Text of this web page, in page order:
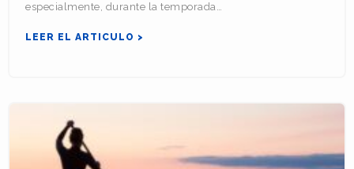
especialmente, durante la temporada…
LEER EL ARTICULO >